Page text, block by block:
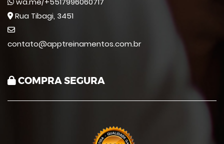
Rua Tibagi, 3451
contato@apptreinamentos.com.br
COMPRA SEGURA